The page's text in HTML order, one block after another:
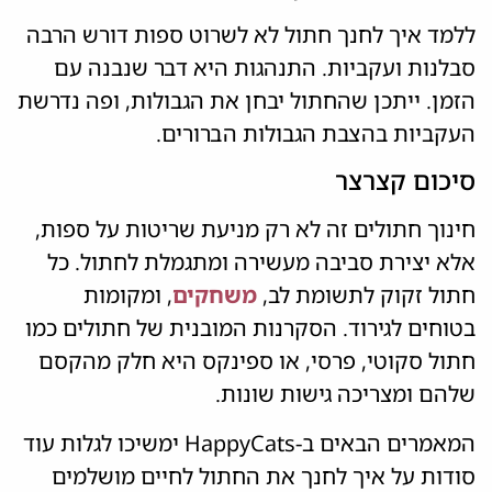
ללמד איך לחנך חתול לא לשרוט ספות דורש הרבה
סבלנות ועקביות. התנהגות היא דבר שנבנה עם
הזמן. ייתכן שהחתול יבחן את הגבולות, ופה נדרשת
העקביות בהצבת הגבולות הברורים.
סיכום קצרצר
חינוך חתולים זה לא רק מניעת שריטות על ספות,
אלא יצירת סביבה מעשירה ומתגמלת לחתול. כל
חתול זקוק לתשומת לב, משחקים, ומקומות
בטוחים לגירוד. הסקרנות המובנית של חתולים כמו
חתול סקוטי, פרסי, או ספינקס היא חלק מהקסם
שלהם ומצריכה גישות שונות.
המאמרים הבאים ב-HappyCats ימשיכו לגלות עוד
סודות על איך לחנך את החתול לחיים מושלמים